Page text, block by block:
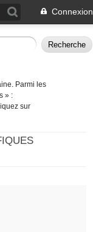
Connexion
Parmi les
» :
sur